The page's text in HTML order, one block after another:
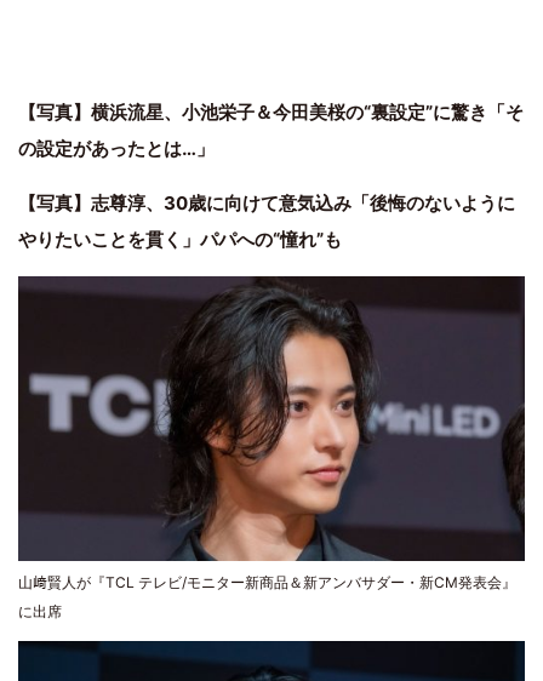
【写真】横浜流星、小池栄子＆今田美桜の“裏設定”に驚き「そ
の設定があったとは…」
【写真】志尊淳、30歳に向けて意気込み「後悔のないように
やりたいことを貫く」パパへの“憧れ”も
山﨑賢人が『TCL テレビ/モニター新商品＆新アンバサダー・新CM発表会』
に出席